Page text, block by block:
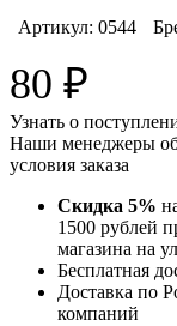
Артикул: 0544
80 ₽
Узнать о
Наши менеджеры
условия заказа
Скидка 5%
1500 рублей
магазина на
Бесплатная
Доставка по
компаний